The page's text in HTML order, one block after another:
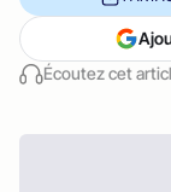
Écoutez cet